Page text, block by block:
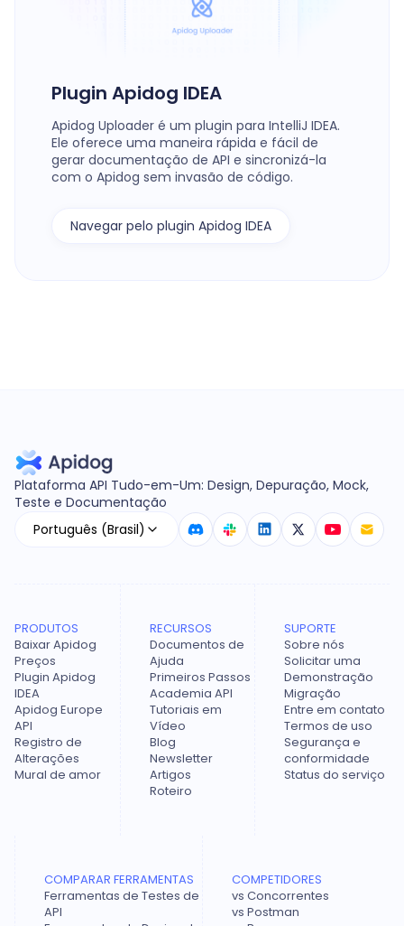
Plugin Apidog IDEA
Apidog Uploader é um plugin para IntelliJ IDEA.
Ele oferece uma maneira rápida e fácil de
gerar documentação de API e sincronizá-la
com o Apidog sem invasão de código.
Navegar pelo plugin Apidog IDEA
Plataforma API Tudo-em-Um: Design, Depuração, Mock,
Teste e Documentação
Português (Brasil)
PRODUTOS
Baixar Apidog
Preços
Plugin Apidog
IDEA
Apidog Europe
API
Registro de
Alterações
Mural de amor
RECURSOS
Documentos de
Ajuda
Primeiros Passos
Academia API
Tutoriais em
Vídeo
Blog
Newsletter
Artigos
Roteiro
SUPORTE
Sobre nós
Solicitar uma
Demonstração
Migração
Entre em contato
Termos de uso
Segurança e
conformidade
Status do serviço
COMPARAR FERRAMENTAS
Ferramentas de Testes de
API
COMPETIDORES
vs Concorrentes
vs Postman